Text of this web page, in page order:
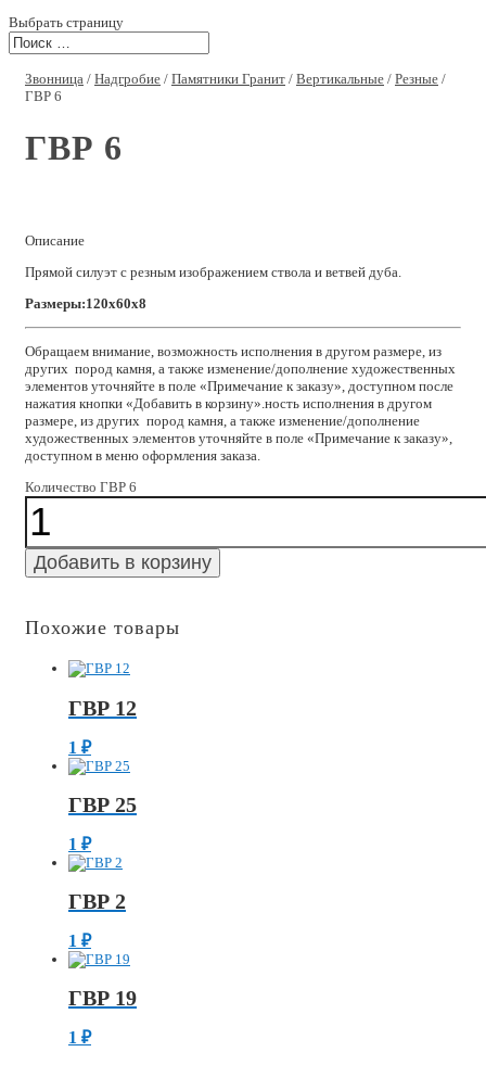
Выбрать страницу
Звонница / Надгробие / Памятники Гранит / Вертикальные / Резные /
ГВР 6
ГВР 6
Описание
Прямой силуэт с резным изображением ствола и ветвей дуба.
Размеры:120x60x8
Обращаем внимание, возможность исполнения в другом размере, из
других пород камня, а также изменение/дополнение художественных
элементов уточняйте в поле «Примечание к заказу», доступном после
нажатия кнопки «Добавить в корзину».ность исполнения в другом
размере, из других пород камня, а также изменение/дополнение
художественных элементов уточняйте в поле «Примечание к заказу»,
доступном в меню оформления заказа.
Количество ГВР 6
Добавить в корзину
Похожие товары
ГВР 12
1 ₽
ГВР 25
1 ₽
ГВР 2
1 ₽
ГВР 19
1 ₽